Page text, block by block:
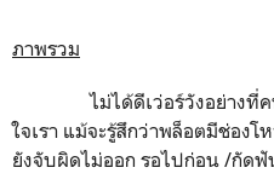
ภาพรวม
ไม่ได้ดีเว่อร์วังอย่างที่คนเ
ใจเรา แม้จะรู้สึกว่าพล็อตมีช่อง
ยังจับผิดไม่ออก รอไปก่อน /กัดฟั